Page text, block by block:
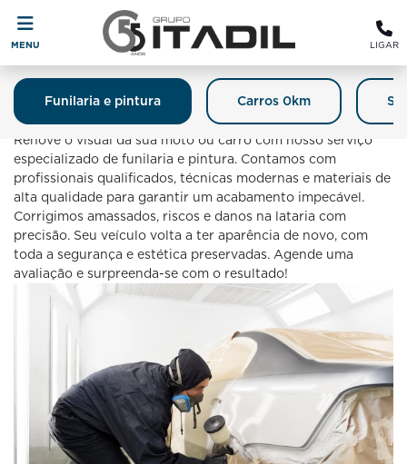
MENU LIGAR
Carros 0km
Funilaria e pintura
Funilaria E Pintura
Renove o visual da sua moto ou carro com nosso serviço
especializado de funilaria e pintura. Contamos com
profissionais qualificados, técnicas modernas e materiais de
alta qualidade para garantir um acabamento impecável.
Corrigimos amassados, riscos e danos na lataria com
precisão. Seu veículo volta a ter aparência de novo, com
toda a segurança e estética preservadas. Agende uma
avaliação e surpreenda-se com o resultado!